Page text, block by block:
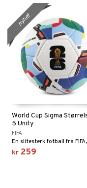
World Cup Sigma
5 Unity
FIFA
kr 259
nyhet